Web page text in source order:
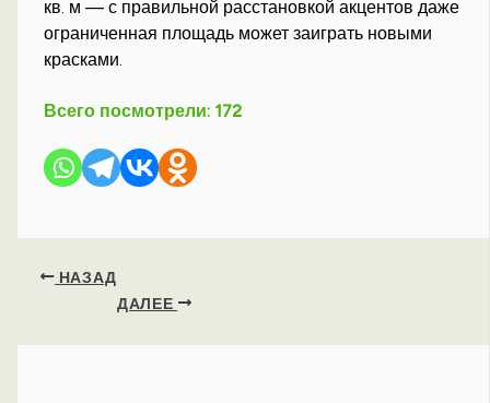
кв. м — с правильной расстановкой акцентов даже
ограниченная площадь может заиграть новыми
красками.
Всего посмотрели: 172
НАЗАД
ДАЛЕЕ